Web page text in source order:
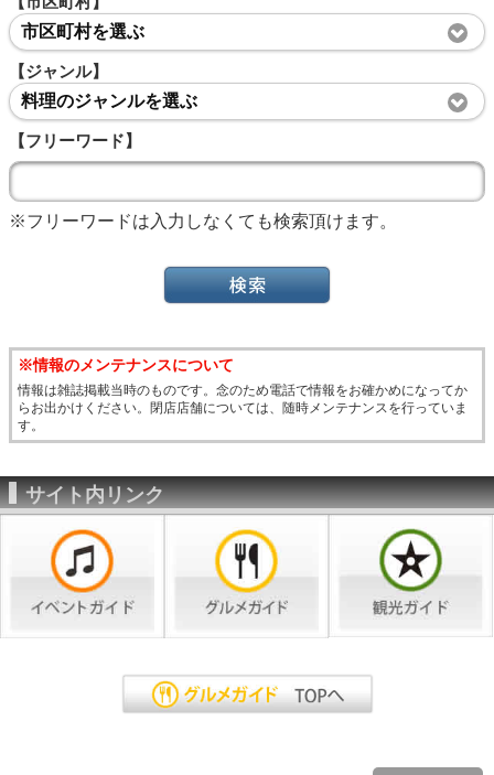
市区町村を選ぶ
【ジャンル】
料理のジャンルを選ぶ
【フリーワード】
※フリーワードは入力しなくても検索頂けます。
※情報のメンテナンスについて
情報は雑誌掲載当時のものです。念のため電話で情報をお確かめになってか
らお出かけください。閉店店舗については、随時メンテナンスを行っていま
す。
サイト内リンク